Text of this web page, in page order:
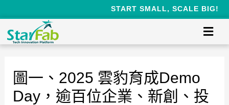
START SMALL, SCALE BIG!
圖一、2025 雲豹育成Demo
Day，逾百位企業、新創、投